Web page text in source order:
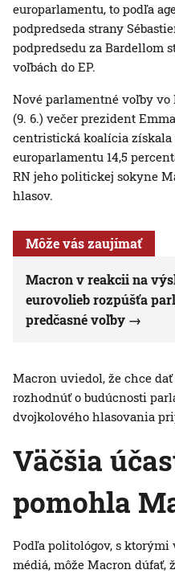
europarlamentu, to podľa
podpredseda strany
podpredsedu za Bardellom
voľbách do EP.
Nové parlamentné voľby
(9. 6.) večer prezident
centristická koalícia získala
europarlamentu 14,5
RN jeho politickej sokyne
hlasov.
Môže vás zaujímať
Macron v reakcii na
eurovolieb rozpúšťa
predčasné voľby
Macron uviedol, že chce
rozhodnúť o budúcnosti
dvojkolového hlasovania
Väčšia
pomohla
Podľa politológov, s
médiá, môže Macron dúfať,